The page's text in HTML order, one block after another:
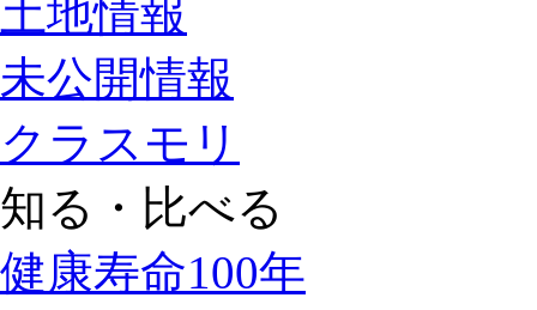
土地情報
未公開情報
クラスモリ
知る・比べる
健康寿命100年